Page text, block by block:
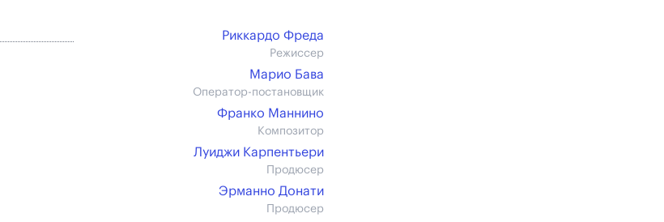
Риккардо Фреда
Режиссер
Марио Бава
Оператор-постановщик
Франко Маннино
Композитор
Луиджи Карпентьери
Продюсер
Эрманно Донати
Продюсер